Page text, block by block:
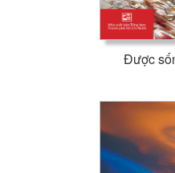
Được